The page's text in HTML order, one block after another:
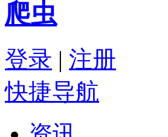
登录 | 注册
快捷导航